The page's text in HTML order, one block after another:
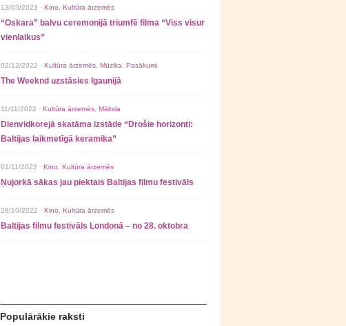
13/03/2023 · Kino Kultūra ārzemēs
“Oskara” balvu ceremonijā triumfē filma “Viss visur
vienlaikus”
02/12/2022 · Kultūra ārzemēs Mūzika Pasākumi
The Weeknd uzstāsies Igaunijā
11/11/2022 · Kultūra ārzemēs Māksla
Dienvidkorejā skatāma izstāde “Drošie horizonti:
Baltijas laikmetīgā keramika”
01/11/2022 · Kino Kultūra ārzemēs
Ņujorkā sākas jau piektais Baltijas filmu festivāls
28/10/2022 · Kino Kultūra ārzemēs
Baltijas filmu festivāls Londonā – no 28. oktobra
Populārākie raksti